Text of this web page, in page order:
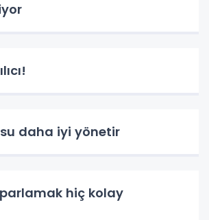
daha iyi yönetir
hiç kolay